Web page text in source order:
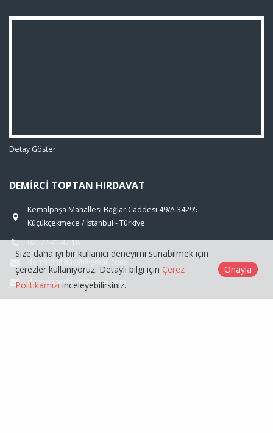
Detay Göster
DEMIRCI TOPTAN HIRDAVAT
Kemalpaşa Mahallesi Bağlar Caddesi 49/A 34295
Küçükçekmece / İstanbul - Türkiye
0212 541 47 18
demircihirdavat@gmail.com
demircihirdavat@gmail.com
Size daha iyi bir kullanıcı deneyimi sunabilmek için
çerezler kullanıyoruz. Detaylı bilgi için Çerez
Politikamızı inceleyebilirsiniz.
Onayla